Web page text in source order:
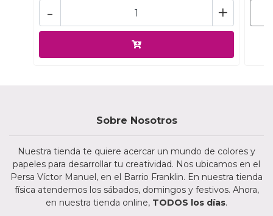
+
-
Sobre Nosotros
Nuestra tienda te quiere acercar un mundo de colores y
papeles para desarrollar tu creatividad. Nos ubicamos en el
Persa Víctor Manuel, en el Barrio Franklin. En nuestra tienda
física atendemos los sábados, domingos y festivos. Ahora,
en nuestra tienda online, TODOS los días.